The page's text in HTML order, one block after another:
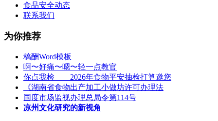
食品安全动态
联系我们
为你推荐
稿酬Word模板
啊〜好痛〜嗯〜轻一点教官
你点我检——2026年食物平安抽检打算邀您
《湖南省食物出产加工小做坊许可办理法
国度市场监视办理总局令第114号
凉州文化研究的新视角